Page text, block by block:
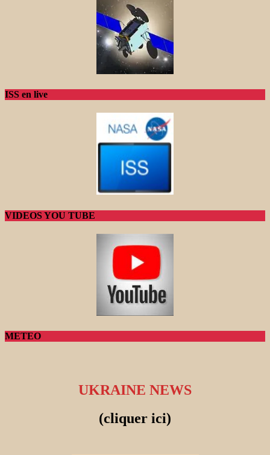
ISS en live
VIDEOS YOU TUBE
METEO
UKRAINE NEWS
(cliquer ici)